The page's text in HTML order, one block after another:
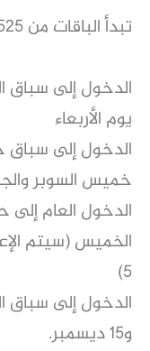
تبدأ الباقات من 525 درهمًا إماراتيًا، وتتضمن:
يوم الأربعاء
الدخول إلى سباق
خميس السوبر
الدخول العام إلى
الخميس (سيتم
5)
و15 ديسمبر.